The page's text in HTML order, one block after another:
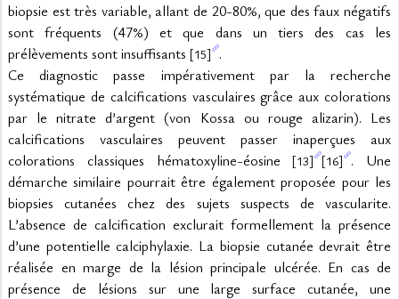
biopsie est très variable, allant de 20-80%, que des faux négatifs
sont fréquents (47%) et que dans un tiers des cas les
prélèvements sont insuffisants [15] .
Ce diagnostic passe impérativement par la recherche
systématique de calcifications vasculaires grâce aux colorations
par le nitrate d’argent (von Kossa ou rouge alizarin). Les
calcifications vasculaires peuvent passer inaperçues aux
colorations classiques hématoxyline-éosine [13] [16] . Une
démarche similaire pourrait être également proposée pour les
biopsies cutanées chez des sujets suspects de vascularite.
L’absence de calcification exclurait formellement la présence
d’une potentielle calciphylaxie. La biopsie cutanée devrait être
réalisée en marge de la lésion principale ulcérée. En cas de
présence de lésions sur une large surface cutanée, une